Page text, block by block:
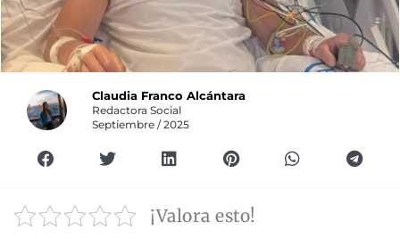
Claudia Franco Alcántara
Redactora Social
Septiembre / 2025
¡Valora esto!